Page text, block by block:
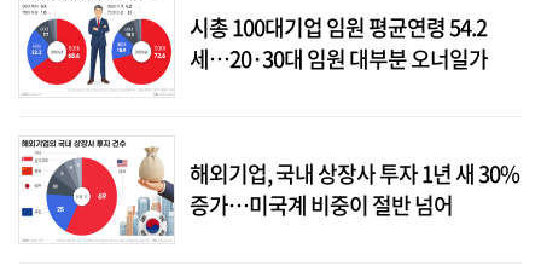
시총 100대기업 임원 평균연령 54.2
세…20·30대 임원 대부분 오너일가
해외기업, 국내 상장사 투자 1년 새 30%
증가…미국계 비중이 절반 넘어